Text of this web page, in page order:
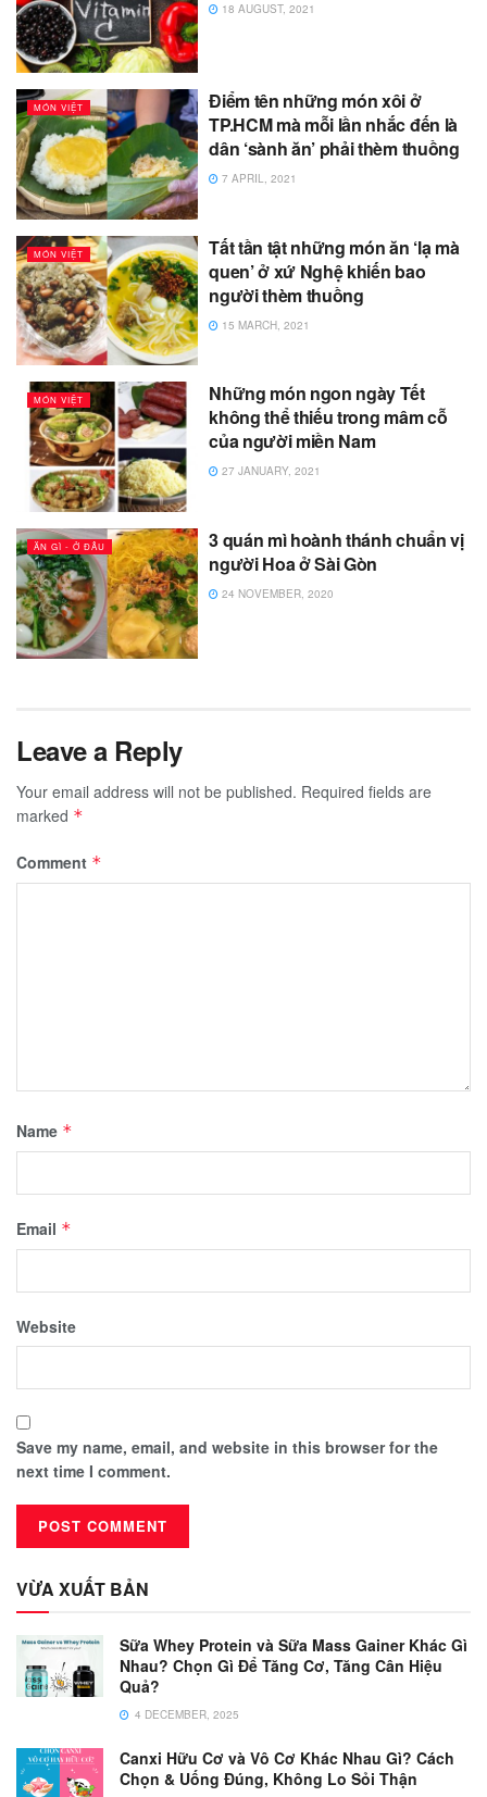
18 AUGUST, 2021
MÓN VIỆT
Điểm tên những món xôi ở
TP.HCM mà mỗi lần nhắc đến là
dân ‘sành ăn’ phải thèm thuồng
7 APRIL, 2021
MÓN VIỆT
Tất tần tật những món ăn ‘lạ mà
quen’ ở xứ Nghệ khiến bao
người thèm thuồng
15 MARCH, 2021
MÓN VIỆT
Những món ngon ngày Tết
không thể thiếu trong mâm cỗ
của người miền Nam
27 JANUARY, 2021
ĂN GÌ - Ở ĐÂU
3 quán mì hoành thánh chuẩn vị
người Hoa ở Sài Gòn
24 NOVEMBER, 2020
Leave a Reply
Your email address will not be published. Required fields are
marked *
Comment *
Name *
Email *
Website
Save my name, email, and website in this browser for the
next time I comment.
VỪA XUẤT BẢN
Sữa Whey Protein và Sữa Mass Gainer Khác Gì
Nhau? Chọn Gì Để Tăng Cơ, Tăng Cân Hiệu
Quả?
4 DECEMBER, 2025
Canxi Hữu Cơ và Vô Cơ Khác Nhau Gì? Cách
Chọn & Uống Đúng, Không Lo Sỏi Thận